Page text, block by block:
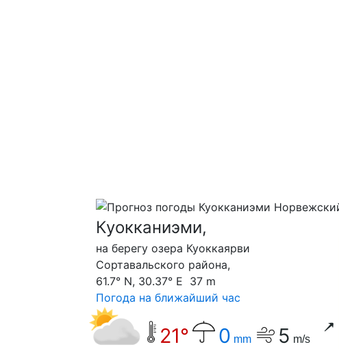
Куокканиэми,
на берегу озера Куоккаярви
Сортавальского района,
61.7° N, 30.37° E 37 m
Погода на ближайший час
21° 0 mm 5 m/s